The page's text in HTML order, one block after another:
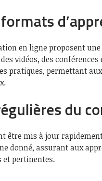
en ligne proposent
vidéos, des
pratiques, permettant
du
être mis à jour
donné, assurant aux
pertinentes.